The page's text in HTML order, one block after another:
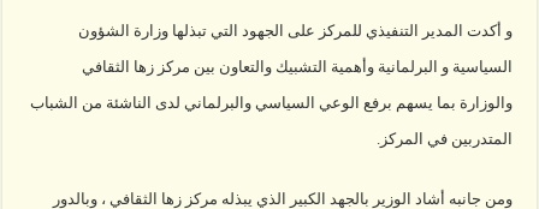
و أكدت المدير التنفيذي للمركز على الجهود التي تبذلها وزارة الشؤون
السياسية و البرلمانية وأهمية التشبيك والتعاون بين مركز زها الثقافي
والوزارة بما يسهم برفع الوعي السياسي والبرلماني لدى الناشئة من الشباب
المتدربين في المركز.
ومن جانبه أشاد الوزير بالجهد الكبير الذي يبذله مركز زها الثقافي ، وبالدور